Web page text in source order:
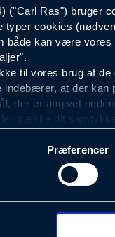
("Carl Ras") bruger
typer cookies
både kan være
til vores brug af
indebærer, at der
der er angivet
trække dit
med det
analyser af, hvilke
hvad der klikkes på,
(computer,
Præferencer